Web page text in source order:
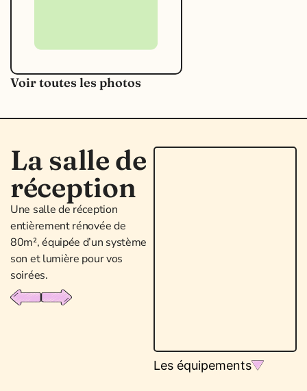
Voir toutes les photos
La salle de
réception
Une salle de réception
entièrement rénovée de
80m², équipée d’un système
son et lumière pour vos
soirées.
Les équipements